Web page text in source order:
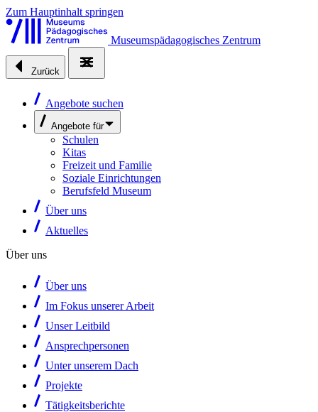
Zum Hauptinhalt springen
Museumspädagogisches Zentrum
Zurück
Angebote suchen
Angebote für
Schulen
Kitas
Freizeit und Familie
Soziale Einrichtungen
Berufsfeld Museum
Über uns
Aktuelles
Über uns
Über uns
Im Fokus unserer Arbeit
Unser Leitbild
Ansprechpersonen
Unter unserem Dach
Projekte
Tätigkeitsberichte